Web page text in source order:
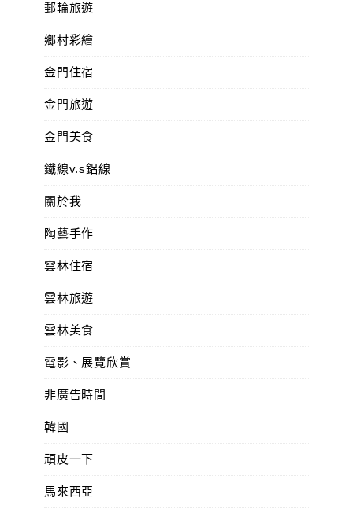
郵輪旅遊
鄉村彩繪
金門住宿
金門旅遊
金門美食
鐵線v.s鋁線
關於我
陶藝手作
雲林住宿
雲林旅遊
雲林美食
電影、展覽欣賞
非廣告時間
韓國
頑皮一下
馬來西亞